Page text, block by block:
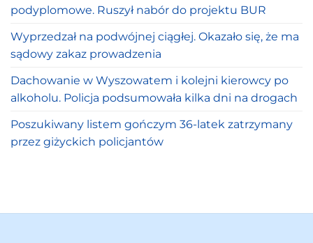
podyplomowe. Ruszył nabór do projektu BUR
Wyprzedzał na podwójnej ciągłej. Okazało się, że ma
sądowy zakaz prowadzenia
Dachowanie w Wyszowatem i kolejni kierowcy po
alkoholu. Policja podsumowała kilka dni na drogach
Poszukiwany listem gończym 36-latek zatrzymany
przez giżyckich policjantów